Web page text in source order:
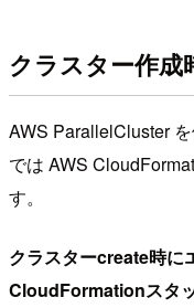
クラスター作
AWS ParallelCluster
では AWS
す。
クラスターcreate時に
CloudFormationスタ